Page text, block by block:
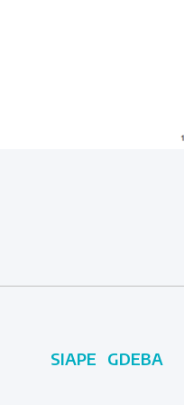
GDEBA
SIAPE